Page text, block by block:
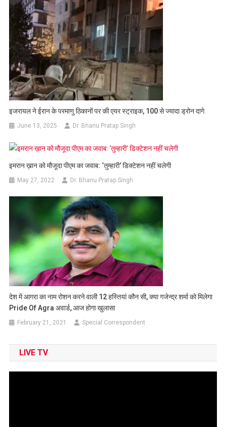
इजरायल ने ईरान के परमाणु ठिकानों पर की एयर स्ट्राइक, 100 से ज्यादा ड्रोन दागे
June 13, 2025 Dr. Bhanu Pratap Singh
इमरान ख़ान को मौजूदा पीएम का जवाब: ‘तुम्हारी’ डिक्टेशन नहीं चलेगी
May 27, 2022 Dr. Bhanu Pratap Singh
देश में आगरा का नाम रोशन करने वाली 12 हस्तियां कौन सी, क्या गजेन्द्र शर्मा को मिलेगा
Pride Of Agra अवार्ड, आज होगा खुलासा
February 21, 2021 Special Correspondent
LIVE TV